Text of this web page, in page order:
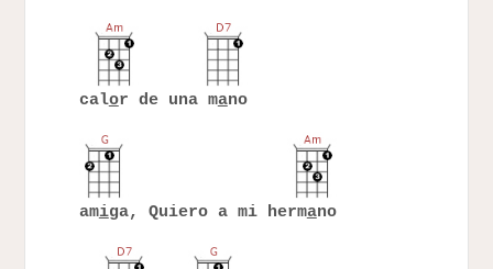
calor de una mano
amiga, Quiero a mi hermano